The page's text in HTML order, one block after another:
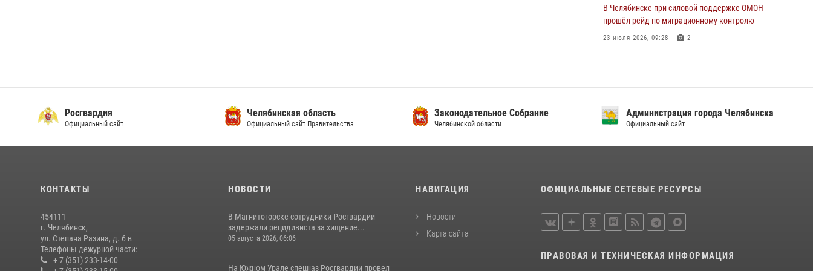
В Челябинске при силовой поддержке ОМОН
прошёл рейд по миграционному контролю
23 июля 2026, 09:28 2
скорой помощи
14 июля 2026, 12:16
В Челябинске росгвардейцы обсудили с
По горячим следам задержали
челябинские росгвардейцы
На Южном Урале продолжается акция
Росгвардия
Официальный сайт
Челябинская область
Официальный сайт Правительства
Законодательное Собрание
Челябинской области
Администрация города Челябинска
Официальный сайт
КОНТАКТЫ
454111
г. Челябинск,
ул. Степана Разина, д. 6 в
Телефоны дежурной части:
+ 7 (351) 233-14-00
НОВОСТИ
В Магнитогорске сотрудники Росгвардии
задержали рецидивиста за хищение...
05 августа 2026, 06:06
На Южном Урале спецназ Росгвардии провел
НАВИГАЦИЯ
Новости
Карта сайта
ОФИЦИАЛЬНЫЕ СЕТЕВЫЕ РЕСУРСЫ
ПРАВОВАЯ И ТЕХНИЧЕСКАЯ ИНФОРМАЦИЯ